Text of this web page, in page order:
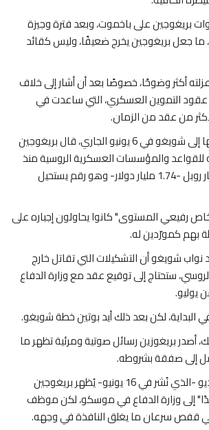
بريغوجين على باخموت، وبعد فترة وجيزة
جعل بريغوجين يخرج ضعيفًا، وليس كقائد
أكثر وضوحًا، خصوصًا بعد أن أشار إلى خلاف
عقود التموين العسكري، التي ساعدت في
من عقد من الزمان.
ففي رسالة معلن عنها إلى شويغو في 6 يونيو الجاري، قال بريغوجين
والمؤسسات العسكرية الروسية منذ
عام 2006 بلغ 147 مليار روبل -1.74 مليار دولار- وهو رقم يستحيل
رفيعي المستوى" كانوا يحاولون إجباره على
بهم كمورّدين له.
أحد نواب شويغو أن التشكيلات التي تقاتل خارج
ستحتاج إلى توقيع عقد مع وزارة الدفاع
يوليو.
البداية، لكن بعد ذلك أيد بوتين خطة شويغو.
أصدر بريغوزين رسائل صوتية ومرئية تظهر ما
إلى صفقة بشروطه.
وفي أحد مقاطع الفيديو -الذي نُشر في 16 يونيو- يُظهر بريغوجين
إلى وزارة الدفاع في موسكو، لكن موظف
قفص سرعان ما يغلق النافذة في وجهه.